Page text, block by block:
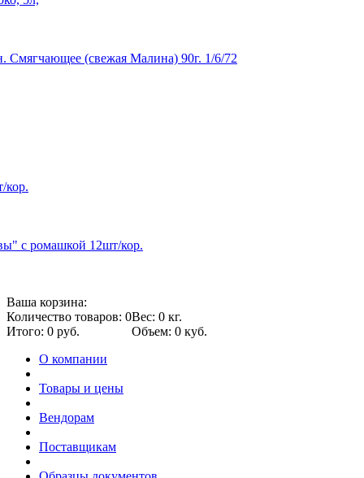
Смягчающее (свежая Малина) 90г. 1/6/72
кор.
с ромашкой 12шт/кор.
Ваша корзина:
Количество товаров: 0Вес: 0 кг.
Итого: 0 руб.
Объем: 0 куб.
О компании
Товары и цены
Вендорам
Поставщикам